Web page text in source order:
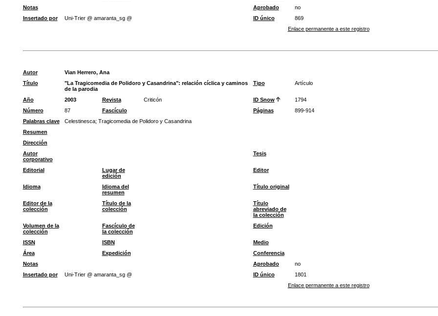
Notas
Aprobado
no
Insertado por
Uni-Trier @ amaranta_sg @ ID único
869
Enlace permanente a este registro
Autor
Vian Herrero, Ana
Título
"La Tragicomedia de Polidoro y Casandrina": relación cíclica y caminos
de la parodia
Tipo Artículo
Año 2003 Revista Criticón ID Snow
1794
Número
87 Fascículo Páginas
899-914
Palabras clave
Celestinesca; Tragicomedia de Polidoro y Casandrina
Resumen
Dirección
Autor
corporativo
Tesis
Editorial
Lugar de
edición
Editor
Idioma
Idioma del
resumen
Título original
Editor de la
colección
Título de la
colección
Título
abreviado de
la colección
Volumen de la
colección
Fascículo de
la colección
Edición
ISSN ISBN
Medio
Área
Expedición
Conferencia
Notas
Aprobado
no
Insertado por
Uni-Trier @ amaranta_sg @ ID único
1801
Enlace permanente a este registro